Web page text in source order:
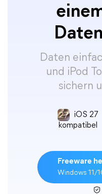
Daten
und iPod
sichern
iOS 27
kompatibel
Freeware
Windows 11/